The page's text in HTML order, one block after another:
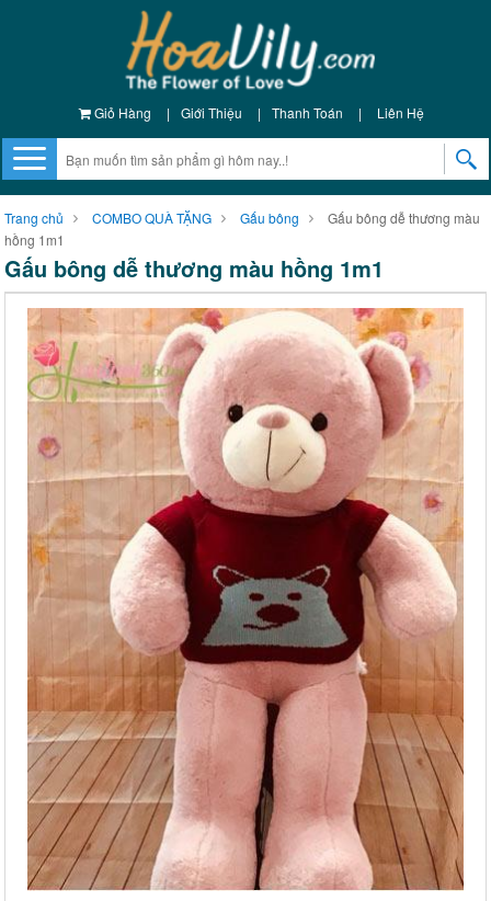
Giỏ Hàng | Giới Thiệu | Thanh Toán | Liên Hệ
Trang chủ COMBO QUÀ TẶNG Gấu bông
Gấu bông dễ thương màu
hồng 1m1
Gấu bông dễ thương màu hồng 1m1